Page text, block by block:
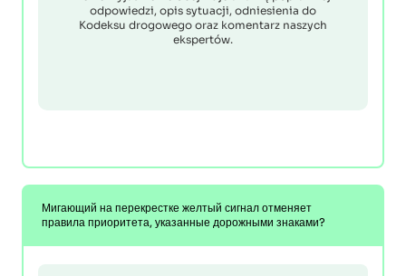
odpowiedzi, opis sytuacji, odniesienia do
Kodeksu drogowego oraz komentarz naszych
ekspertów.
Мигающий на перекрестке желтый сигнал отменяет
правила приоритета, указанные дорожными знаками?